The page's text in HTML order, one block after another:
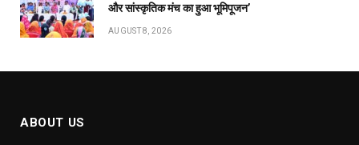
और सांस्कृतिक मंच का हुआ भूमिपूजन’
AUGUST 8, 2026
ABOUT US